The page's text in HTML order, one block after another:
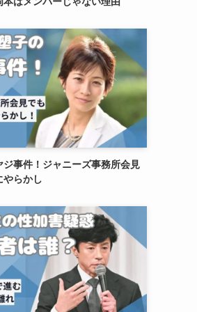
ジ事件！ジャニーズ事務所会見
やらかし